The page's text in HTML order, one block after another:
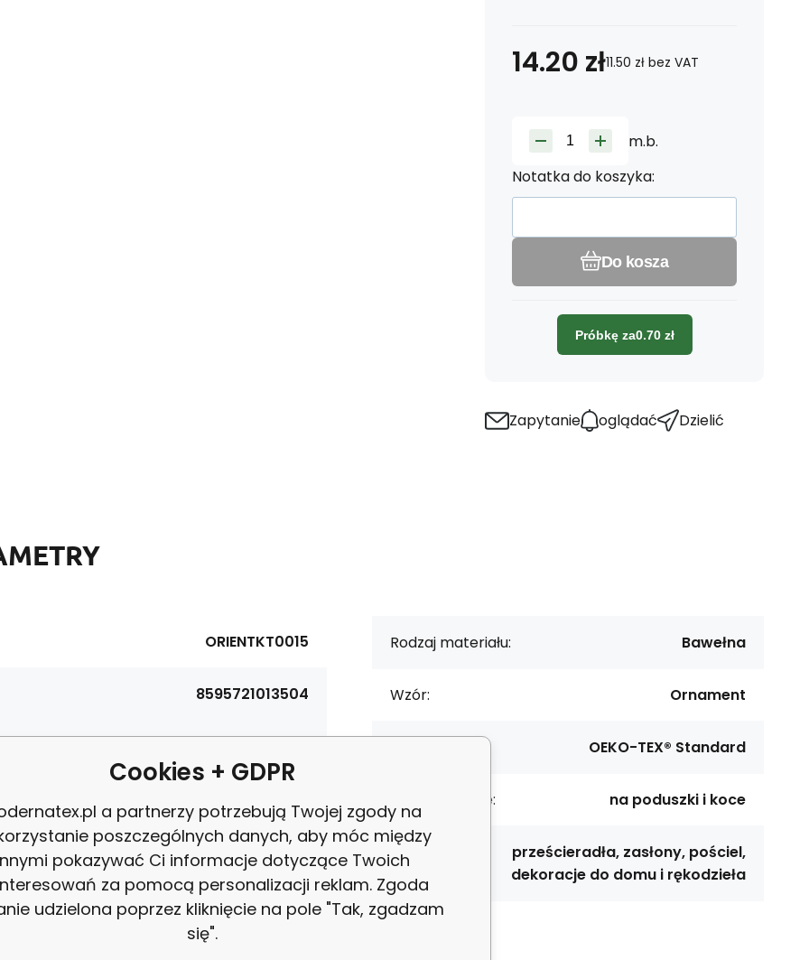
14.20 zł11.50 zł bez VAT
m.b.
Notatka do koszyka:
Do kosza
Próbkę za0.70 zł
Zapytanie oglądać Dzielić
ORIENTKT0015
8595721013504
160 cm
Granatowy.
Rodzaj materiału: Bawełna
Wzór: Ornament
OEKO-TEX® Standard
Przeznaczenie: na poduszki i koce
Zastosowanie:
prześcieradła, zasłony, pościel,
dekoracje do domu i rękodzieła
Cookies + GDPR
a partnerzy potrzebują Twojej zgody na
poszczególnych danych, aby móc między
pokazywać Ci informacje dotyczące Twoich
za pomocą personalizacji reklam. Zgoda
udzielona poprzez kliknięcie na pole "Tak, zgadzam
się".